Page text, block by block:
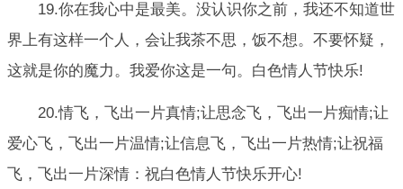
19.你在我心中是最美。没认识你之前，我还不知道世
界上有这样一个人，会让我茶不思，饭不想。不要怀疑，
这就是你的魔力。我爱你这是一句。白色情人节快乐!
20.情飞，飞出一片真情;让思念飞，飞出一片痴情;让
爱心飞，飞出一片温情;让信息飞，飞出一片热情;让祝福
飞，飞出一片深情：祝白色情人节快乐开心!